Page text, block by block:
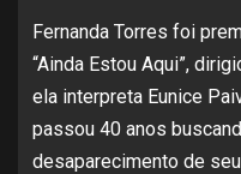
Fernanda Torres foi
“Ainda Estou Aqui”,
ela interpreta Eunice
passou 40 anos
desaparecimento de